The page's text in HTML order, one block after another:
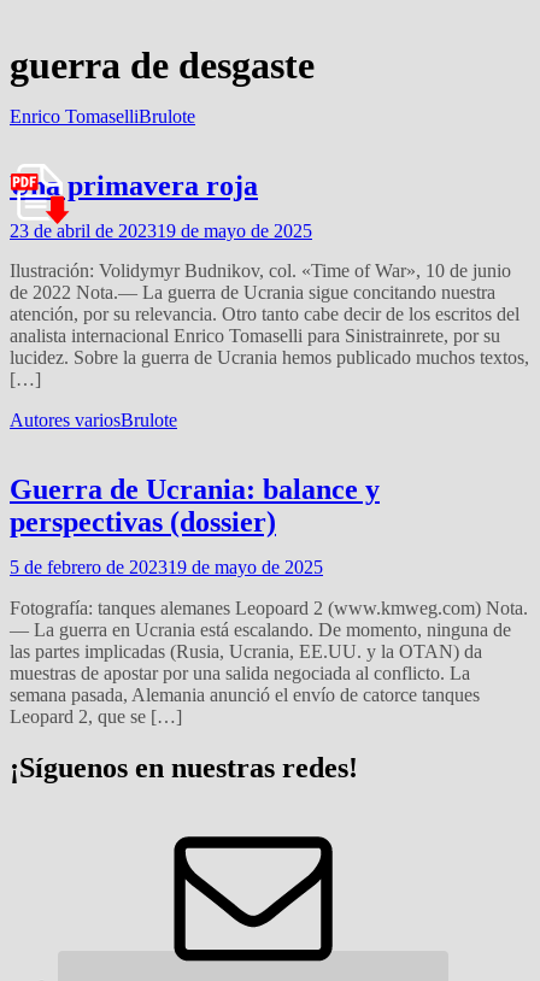
guerra de desgaste
Enrico TomaselliBrulote
Una primavera roja
23 de abril de 202319 de mayo de 2025
Ilustración: Volidymyr Budnikov, col. «Time of War», 10 de junio
de 2022 Nota.— La guerra de Ucrania sigue concitando nuestra
atención, por su relevancia. Otro tanto cabe decir de los escritos del
analista internacional Enrico Tomaselli para Sinistrainrete, por su
lucidez. Sobre la guerra de Ucrania hemos publicado muchos textos,
[…]
Autores variosBrulote
Guerra de Ucrania: balance y
perspectivas (dossier)
5 de febrero de 202319 de mayo de 2025
Fotografía: tanques alemanes Leopoard 2 (www.kmweg.com) Nota.
— La guerra en Ucrania está escalando. De momento, ninguna de
las partes implicadas (Rusia, Ucrania, EE.UU. y la OTAN) da
muestras de apostar por una salida negociada al conflicto. La
semana pasada, Alemania anunció el envío de catorce tanques
Leopard 2, que se […]
¡Síguenos en nuestras redes!